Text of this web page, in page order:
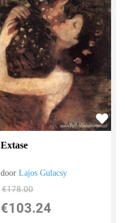
Extase
doorLajos Gulacsy
€178.00
€103.24